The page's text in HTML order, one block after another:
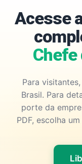
Acesse
Chefe
Para
Brasil. Para
porte da
PDF, escolha